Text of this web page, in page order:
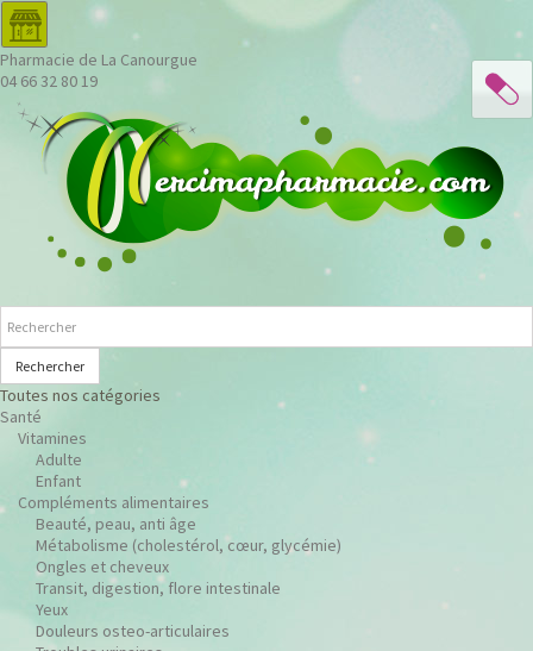
Pharmacie de La Canourgue
04 66 32 80 19
Rechercher
Toutes nos catégories
Santé
Vitamines
Adulte
Enfant
Compléments alimentaires
Beauté, peau, anti âge
Métabolisme (cholestérol, cœur, glycémie)
Ongles et cheveux
Transit, digestion, flore intestinale
Yeux
Douleurs osteo-articulaires